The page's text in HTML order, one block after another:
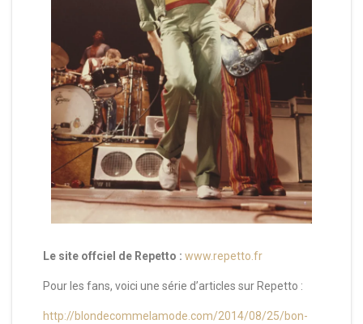
Le site offciel de Repetto : www.repetto.fr
Pour les fans, voici une série d’articles sur Repetto :
http://blondecommelamode.com/2014/08/25/bon-